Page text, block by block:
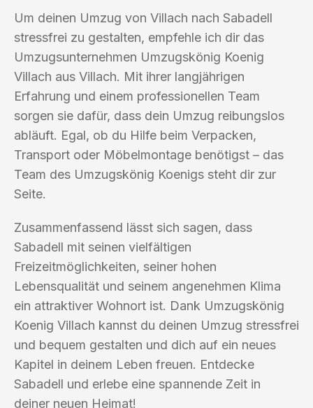
Um deinen Umzug von Villach nach Sabadell
stressfrei zu gestalten, empfehle ich dir das
Umzugsunternehmen Umzugskönig Koenig
Villach aus Villach. Mit ihrer langjährigen
Erfahrung und einem professionellen Team
sorgen sie dafür, dass dein Umzug reibungslos
abläuft. Egal, ob du Hilfe beim Verpacken,
Transport oder Möbelmontage benötigst – das
Team des Umzugskönig Koenigs steht dir zur
Seite.
Zusammenfassend lässt sich sagen, dass
Sabadell mit seinen vielfältigen
Freizeitmöglichkeiten, seiner hohen
Lebensqualität und seinem angenehmen Klima
ein attraktiver Wohnort ist. Dank Umzugskönig
Koenig Villach kannst du deinen Umzug stressfrei
und bequem gestalten und dich auf ein neues
Kapitel in deinem Leben freuen. Entdecke
Sabadell und erlebe eine spannende Zeit in
deiner neuen Heimat!